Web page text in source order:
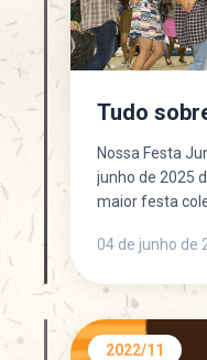
Tudo
Nossa Festa
junho de 2025
maior festa
04 de junho de
2022/11